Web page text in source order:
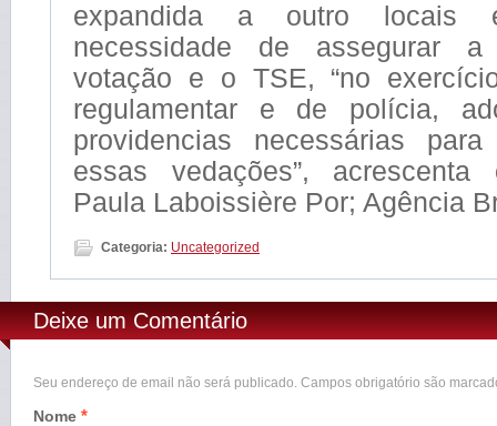
expandida a outro locais
necessidade de assegurar
votação e o TSE, “no
regulamentar e de polícia,
providencias necessárias
essas vedações”, acrescenta
Paula Laboissière Por; Agência
Categoria: Uncategorized
Deixe um Comentário
Seu endereço de email não será publicado. Campos obrigatório são
Nome *